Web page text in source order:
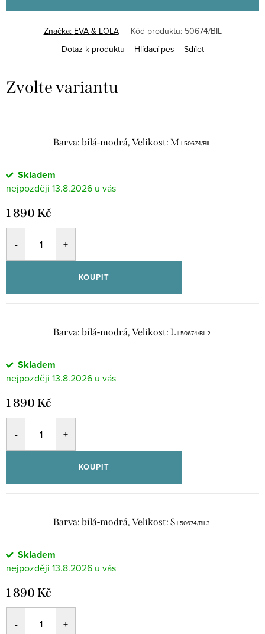
Značka: EVA & LOLA Kód produktu: 50674/BIL
Dotaz k produktu
Hlídací pes Sdílet
Barva: bílá-modrá, Velikost: M | 50674/BIL
Skladem
13.8.2026
1 890 Kč
KOUPIT
Barva: bílá-modrá, Velikost: L | 50674/BIL2
Skladem
13.8.2026
1 890 Kč
KOUPIT
Barva: bílá-modrá, Velikost: S | 50674/BIL3
Skladem
13.8.2026
1 890 Kč